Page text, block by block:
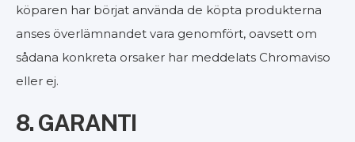
köparen har börjat använda de köpta produkterna
anses överlämnandet vara genomfört, oavsett om
sådana konkreta orsaker har meddelats Chromaviso
eller ej.
8. GARANTI